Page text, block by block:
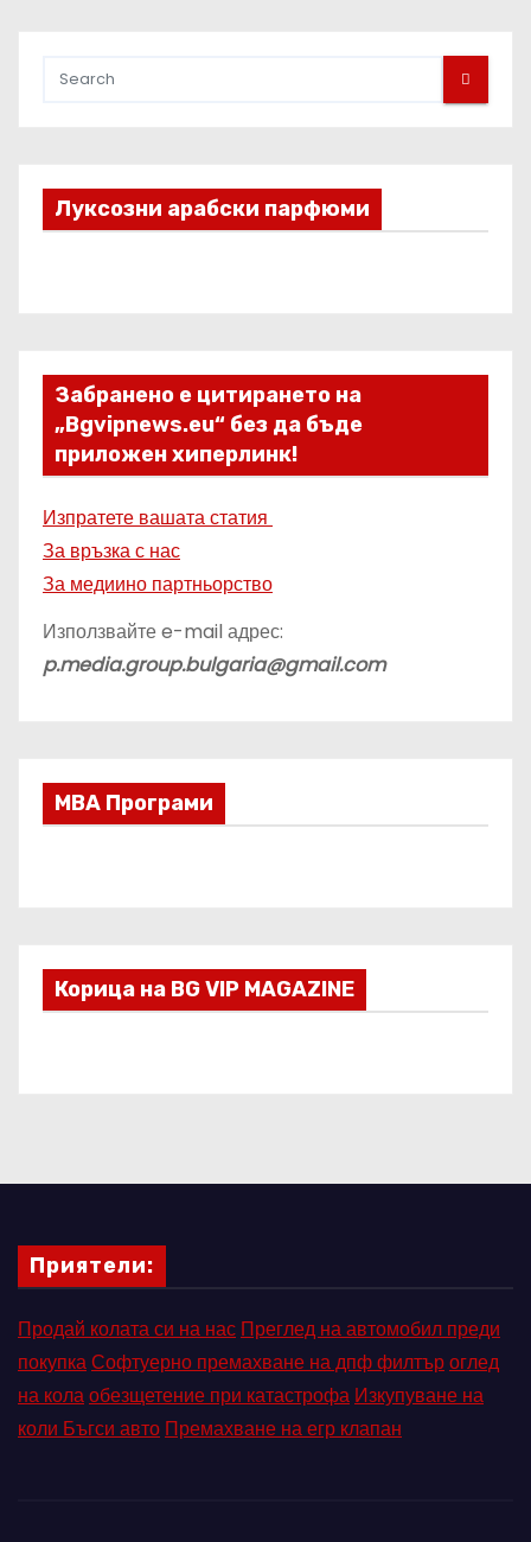
Луксозни арабски парфюми
Забранено е цитирането на
„Bgvipnews.eu“ без да бъде
приложен хиперлинк!
Изпратете вашата статия
За връзка с нас
За медиино партньорство
Използвайте e-mail адрес:
p.media.group.bulgaria@gmail.com
МВА Програми
Корица на BG VIP MAGAZINE
Приятели:
Продай колата си на нас Преглед на автомобил преди
покупкаСофтуерно премахване на дпф филтъроглед
на колаобезщетение при катастрофа Изкупуване на
коли Бъгси авто Премахване на егр клапан